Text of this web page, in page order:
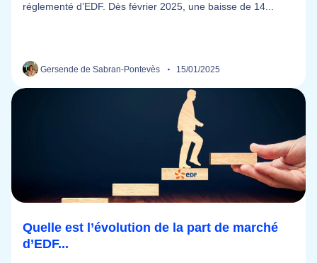
réglementé d’EDF. Dès février 2025, une baisse de 14...
Gersende de Sabran-Pontevès 15/01/2025
Quelle est l’évolution de la part de marché
d’EDF...